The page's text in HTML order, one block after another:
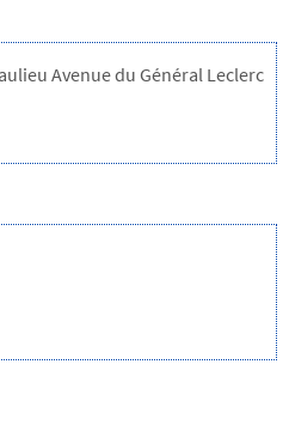
Avenue du Général Leclerc